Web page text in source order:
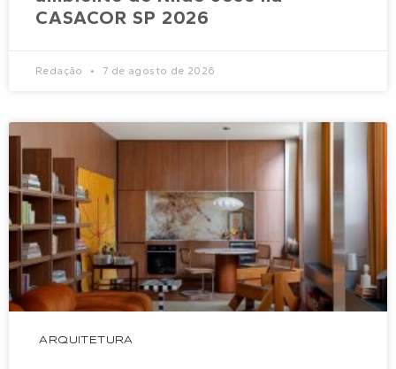
CASACOR SP 2026
Redação 7 de agosto de 2026
ARQUITETURA